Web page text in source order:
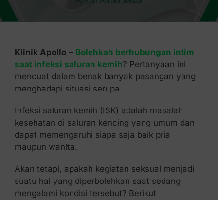
Kontak Kami
Klinik Apollo– Bolehkah berhubungan intim
saat infeksi saluran kemih? Pertanyaan ini
mencuat dalam benak banyak pasangan yang
menghadapi situasi serupa.
Infeksi saluran kemih (ISK) adalah masalah
kesehatan di saluran kencing yang umum dan
dapat memengaruhi siapa saja baik pria
maupun wanita.
Akan tetapi, apakah kegiatan seksual menjadi
suatu hal yang diperbolehkan saat sedang
mengalami kondisi tersebut? Berikut